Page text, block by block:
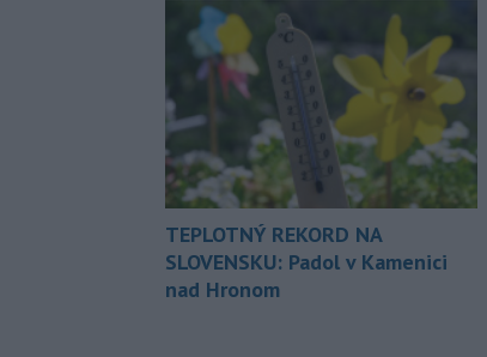
TEPLOTNÝ REKORD NA
SLOVENSKU: Padol v Kamenici
nad Hronom